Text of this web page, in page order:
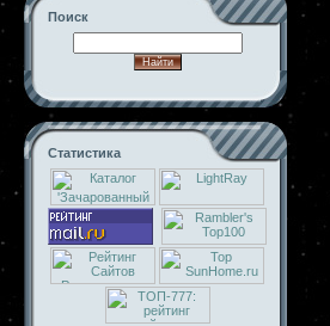
Поиск
Статистика